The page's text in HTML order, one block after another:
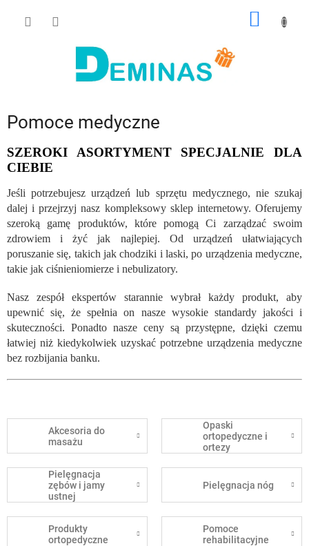
Pomoce medyczne
SZEROKI ASORTYMENT SPECJALNIE DLA
CIEBIE
Jeśli potrzebujesz urządzeń lub sprzętu medycznego, nie szukaj
dalej i przejrzyj nasz kompleksowy sklep internetowy. Oferujemy
szeroką gamę produktów, które pomogą Ci zarządzać swoim
zdrowiem i żyć jak najlepiej. Od urządzeń ułatwiających
poruszanie się, takich jak chodziki i laski, po urządzenia medyczne,
takie jak ciśnieniomierze i nebulizatory.
Nasz zespół ekspertów starannie wybrał każdy produkt, aby
upewnić się, że spełnia on nasze wysokie standardy jakości i
skuteczności. Ponadto nasze ceny są przystępne, dzięki czemu
łatwiej niż kiedykolwiek uzyskać potrzebne urządzenia medyczne
bez rozbijania banku.
Akcesoria do
masażu
Opaski
ortopedyczne i
ortezy
Pielęgnacja
zębów i jamy
ustnej
Pielęgnacja nóg
Produkty
ortopedyczne
Pomoce
rehabilitacyjne